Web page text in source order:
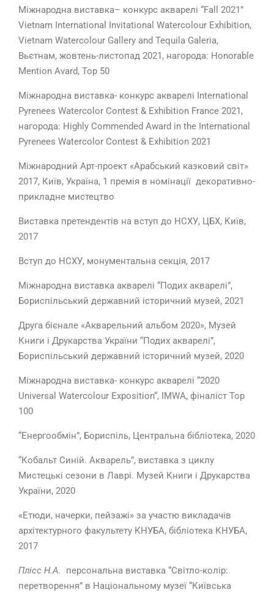
Міжнародна виставка– конкурс акварелі “Fall 2021”
Vietnam International Invitational Watercolour Exhibition,
Vietnam Watercolour Gallery and Tequila Galeria,
Вьєтнам, жовтень-листопад 2021, нагорода: Honorable
Mention Avard, Top 50
Міжнародна виставка- конкурс акварелі International
Pyrenees Watercolor Contest & Exhibition France 2021,
нагорода: Highly Commended Award in the International
Pyrenees Watercolor Contest & Exhibition 2021
Міжнародний Арт-проект «Арабський казковий світ»
2017, Київ, Україна, 1 премія в номінації декоративно-
прикладне мистецтво
Виставка претендентів на вступ до НСХУ, ЦБХ, Київ,
2017
Вступ до НСХУ, монументальна секція, 2017
Міжнародна виставка акварелі “Подих акварелі”,
Бориспільський державний історичний музей, 2021
Друга бієнале «Акварельний альбом 2020», Музей
Книги і Друкарства України “Подих акварелі”,
Бориспільський державний історичний музей, 2020
Міжнародна виставка- конкурс акварелі “2020
Universal Watercolour Exposition“, IMWA, фіналіст Top
100
“Енергообмін”, Бориспіль, Центральна бібліотека, 2020
“Кобальт Синій. Акварель”, виставка з циклу
Мистецькі сезони в Лаврі. Музей Книги і Друкарства
України, 2020
«Етюди, начерки, пейзажі» за участю викладачів
архітектурного факультету КНУБА, бібліотека КНУБА,
2017
Плісс Н.А.
персональна виставка “Світло-колір:
перетворення” в Національному музеї “Київська